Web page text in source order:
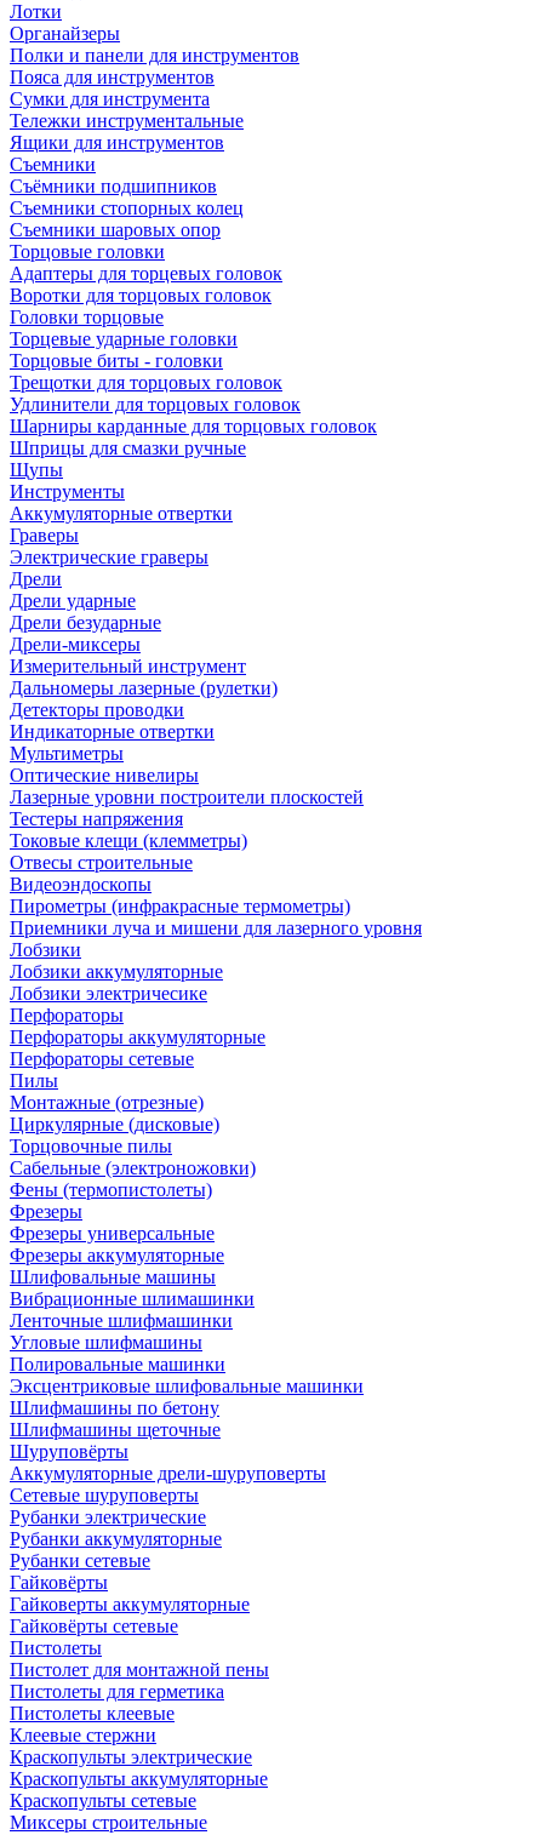
Лотки
Органайзеры
Полки и панели для инструментов
Пояса для инструментов
Сумки для инструмента
Тележки инструментальные
Ящики для инструментов
Съемники
Съёмники подшипников
Съемники стопорных колец
Съемники шаровых опор
Торцовые головки
Адаптеры для торцевых головок
Воротки для торцовых головок
Головки торцовые
Торцевые ударные головки
Торцовые биты - головки
Трещотки для торцовых головок
Удлинители для торцовых головок
Шарниры карданные для торцовых головок
Шприцы для смазки ручные
Щупы
Инструменты
Аккумуляторные отвертки
Граверы
Электрические граверы
Дрели
Дрели ударные
Дрели безударные
Дрели-миксеры
Измерительный инструмент
Дальномеры лазерные (рулетки)
Детекторы проводки
Индикаторные отвертки
Мультиметры
Оптические нивелиры
Лазерные уровни построители плоскостей
Тестеры напряжения
Токовые клещи (клемметры)
Отвесы строительные
Видеоэндоскопы
Пирометры (инфракрасные термометры)
Приемники луча и мишени для лазерного уровня
Лобзики
Лобзики аккумуляторные
Лобзики электричесике
Перфораторы
Перфораторы аккумуляторные
Перфораторы сетевые
Пилы
Монтажные (отрезные)
Циркулярные (дисковые)
Торцовочные пилы
Сабельные (электроножовки)
Фены (термопистолеты)
Фрезеры
Фрезеры универсальные
Фрезеры аккумуляторные
Шлифовальные машины
Вибрационные шлимашинки
Ленточные шлифмашинки
Угловые шлифмашины
Полировальные машинки
Эксцентриковые шлифовальные машинки
Шлифмашины по бетону
Шлифмашины щеточные
Шуруповёрты
Аккумуляторные дрели-шуруповерты
Сетевые шуруповерты
Рубанки электрические
Рубанки аккумуляторные
Рубанки сетевые
Гайковёрты
Гайковерты аккумуляторные
Гайковёрты сетевые
Пистолеты
Пистолет для монтажной пены
Пистолеты для герметика
Пистолеты клеевые
Клеевые стержни
Краскопульты электрические
Краскопульты аккумуляторные
Краскопульты сетевые
Миксеры строительные